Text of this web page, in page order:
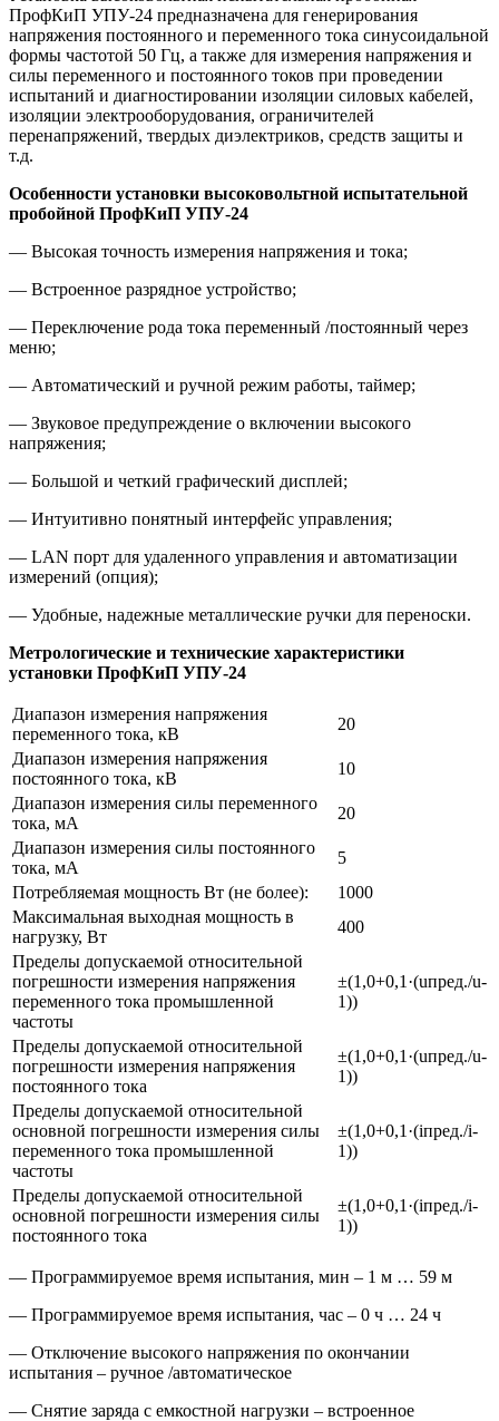
ПрофКиП УПУ-24 предназначена для генерирования
напряжения постоянного и переменного тока синусоидальной
формы частотой 50 Гц, а также для измерения напряжения и
силы переменного и постоянного токов при проведении
испытаний и диагностировании изоляции силовых кабелей,
изоляции электрооборудования, ограничителей
перенапряжений, твердых диэлектриков, средств защиты и
т.д.
Особенности установки высоковольтной испытательной
пробойной ПрофКиП УПУ-24
— Высокая точность измерения напряжения и тока;
— Встроенное разрядное устройство;
— Переключение рода тока переменный /постоянный через
меню;
— Автоматический и ручной режим работы, таймер;
— Звуковое предупреждение о включении высокого
напряжения;
— Большой и четкий графический дисплей;
— Интуитивно понятный интерфейс управления;
— LAN порт для удаленного управления и автоматизации
измерений (опция);
— Удобные, надежные металлические ручки для переноски.
Метрологические и технические характеристики
установки ПрофКиП УПУ-24
Диапазон измерения напряжения
переменного тока, кВ
20
Диапазон измерения напряжения
постоянного тока, кВ
10
Диапазон измерения силы переменного
тока, мА
20
Диапазон измерения силы постоянного
тока, мА
5
Потребляемая мощность Вт (не более):
1000
Максимальная выходная мощность в
нагрузку, Вт
400
Пределы допускаемой относительной
погрешности измерения напряжения
переменного тока промышленной
частоты
±(1,0+0,1·(uпред./u-
1))
Пределы допускаемой относительной
погрешности измерения напряжения
постоянного тока
±(1,0+0,1·(uпред./u-
1))
Пределы допускаемой относительной
основной погрешности измерения силы
переменного тока промышленной
частоты
±(1,0+0,1·(iпред./i-
1))
Пределы допускаемой относительной
основной погрешности измерения силы
постоянного тока
±(1,0+0,1·(iпред./i-
1))
— Программируемое время испытания, мин – 1 м … 59 м
— Программируемое время испытания, час – 0 ч … 24 ч
— Отключение высокого напряжения по окончании
испытания – ручное /автоматическое
— Снятие заряда с емкостной нагрузки – встроенное